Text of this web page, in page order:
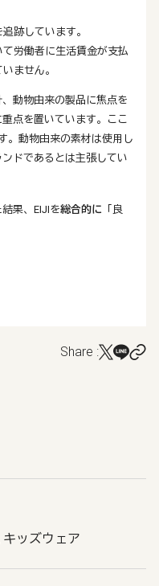
跡しています。
労働者に生活賃金が支払
ません。
動物由来の製品に焦点を
点を置いています。ここ
。動物由来の素材は使用し
ドであるとは主張してい
果、EIJIを総合的に 「良
Share :
ッズウェア